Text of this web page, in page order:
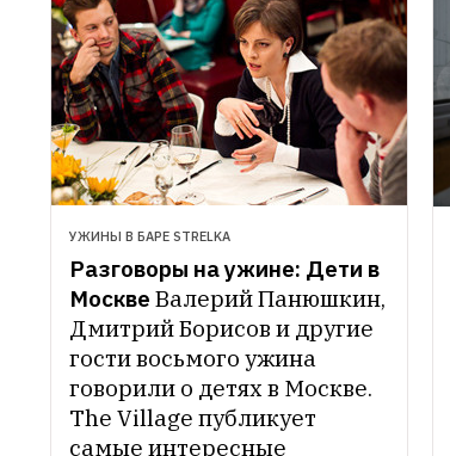
УЖИНЫ В БАРЕ STRELKA
Разговоры на ужине: Дети в
Москве Валерий Панюшкин,
Дмитрий Борисов и другие
гости восьмого ужина
говорили о детях в Москве.
The Villagе публикует
самые интересные